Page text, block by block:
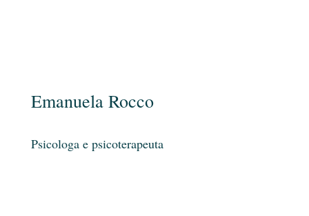
Emanuela Rocco
Psicologa e psicoterapeuta